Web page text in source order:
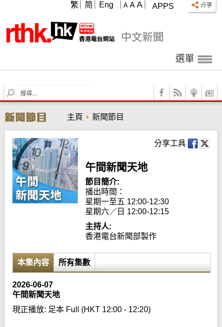
APPS
A A A
繁 简 Eng
選單
S
e
r
c
h
主頁 新聞節目
分享工具
午間新聞天地
節目簡介:
播出時間：
星期一至五 12:00-12:30
星期六／日 12:00-12:15
主持人:
香港電台新聞部製作
本集內容 所有集數
2026-06-07
午間新聞天地
現正播放: 足本 Full (HKT 12:00 - 12:20)